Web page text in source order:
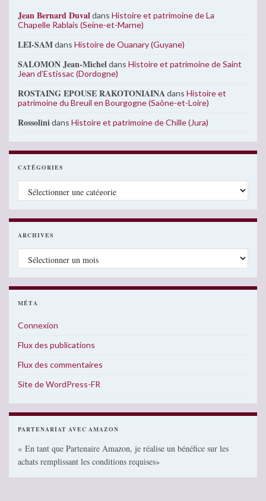
Jean Bernard Duvaldans Histoire et patrimoine de La
Chapelle Rablais (Seine-et-Marne)
LEI-SAMdans Histoire de Ouanary (Guyane)
SALOMON Jean-Micheldans Histoire et patrimoine de Saint
Jean d’Estissac (Dordogne)
ROSTAING EPOUSE RAKOTONIAINAdans Histoire et
patrimoine du Breuil en Bourgogne (Saône-et-Loire)
Rossolinidans Histoire et patrimoine de Chille (Jura)
CATÉGORIES
Catégories
ARCHIVES
Archives
MÉTA
Connexion
Flux des publications
Flux des commentaires
Site de WordPress-FR
PARTENARIAT AVEC AMAZON
« En tant que Partenaire Amazon, je réalise un bénéfice sur les
achats remplissant les conditions requises»